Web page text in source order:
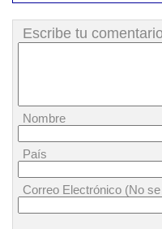
Escribe tu comentario
Nombre
País
Correo Electrónico (No